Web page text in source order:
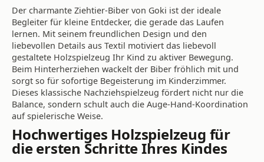
Der charmante Ziehtier-Biber von Goki ist der ideale
Begleiter für kleine Entdecker, die gerade das Laufen
lernen. Mit seinem freundlichen Design und den
liebevollen Details aus Textil motiviert das liebevoll
gestaltete Holzspielzeug Ihr Kind zu aktiver Bewegung.
Beim Hinterherziehen wackelt der Biber fröhlich mit und
sorgt so für sofortige Begeisterung im Kinderzimmer.
Dieses klassische Nachziehspielzeug fördert nicht nur die
Balance, sondern schult auch die Auge-Hand-Koordination
auf spielerische Weise.
Hochwertiges Holzspielzeug für
die ersten Schritte Ihres Kindes